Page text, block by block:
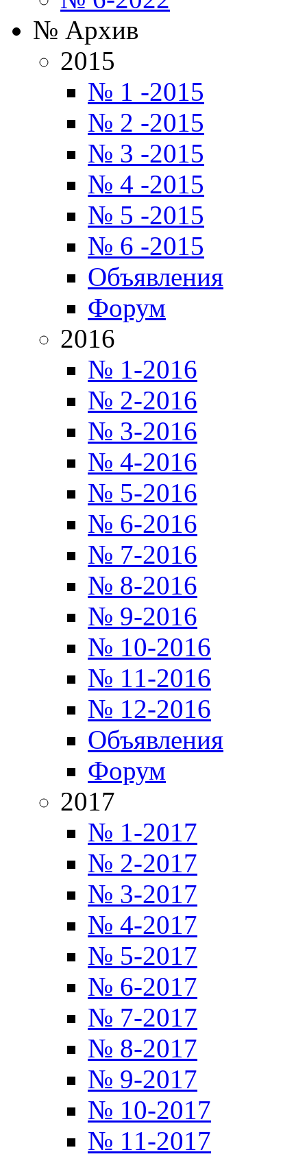
№ Архив
2015
№ 1 -2015
№ 2 -2015
№ 3 -2015
№ 4 -2015
№ 5 -2015
№ 6 -2015
Объявления
Форум
2016
№ 1-2016
№ 2-2016
№ 3-2016
№ 4-2016
№ 5-2016
№ 6-2016
№ 7-2016
№ 8-2016
№ 9-2016
№ 10-2016
№ 11-2016
№ 12-2016
Объявления
Форум
2017
№ 1-2017
№ 2-2017
№ 3-2017
№ 4-2017
№ 5-2017
№ 6-2017
№ 7-2017
№ 8-2017
№ 9-2017
№ 10-2017
№ 11-2017